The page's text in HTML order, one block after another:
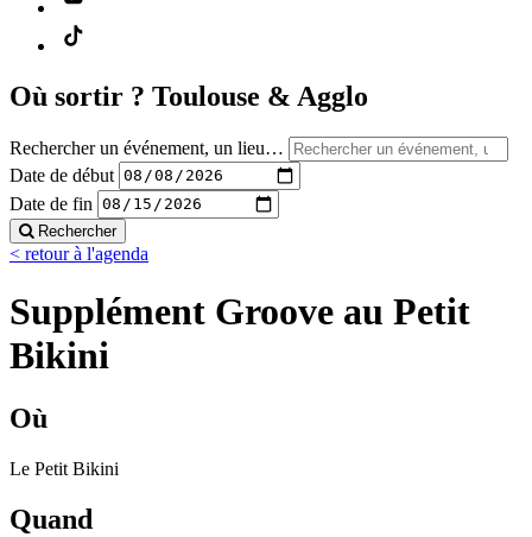
Où sortir ? Toulouse & Agglo
Rechercher un événement, un lieu…
Date de début
Date de fin
Rechercher
< retour à l'agenda
Supplément Groove au Petit
Bikini
Où
Le Petit Bikini
Quand